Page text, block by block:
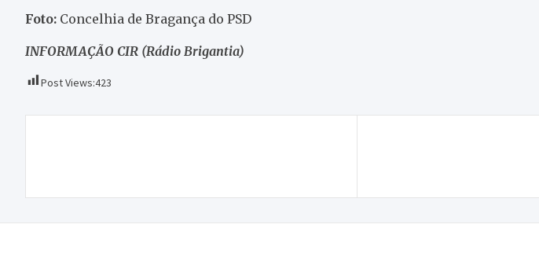
Foto: Concelhia de Bragança do PSD
INFORMAÇÃO CIR (Rádio Brigantia)
Post Views:423
artigos